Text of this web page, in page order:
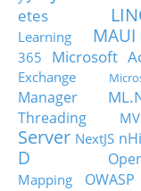
etes
Learning
MAUI
365
Microsoft
Exchange
Manager
Threading
Server NextJS
D
Mapping
OWASP